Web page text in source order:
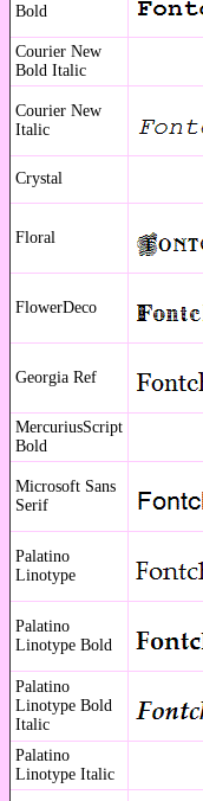
Bold
Courier New
Bold Italic
Courier New
Italic
Crystal
Floral
FlowerDeco
Georgia Ref
MercuriusScript
Bold
Microsoft Sans
Serif
Palatino
Linotype
Palatino
Linotype Bold
Palatino
Linotype Bold
Italic
Palatino
Linotype Italic